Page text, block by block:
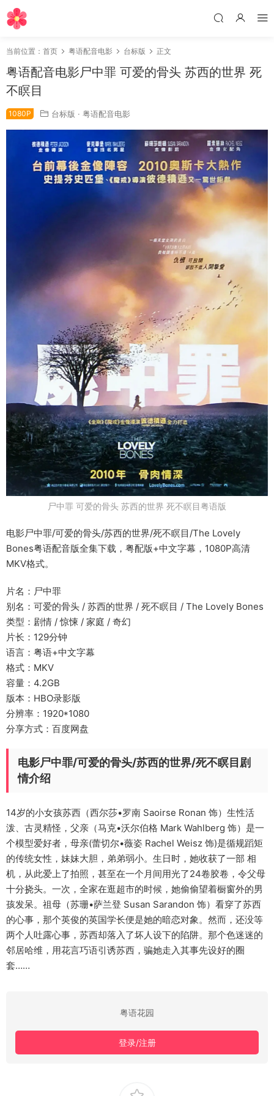
当前位置： 首页 粤语配音电影 台标版 正文
粤语配音电影尸中罪 可爱的骨头 苏西的世界 死
不瞑目
1080P 台标版 · 粤语配音电影
尸中罪 可爱的骨头 苏西的世界 死不瞑目粤语版
电影尸中罪/可爱的骨头/苏西的世界/死不瞑目/The Lovely
Bones粤语配音版全集下载，粤配版+中文字幕，1080P高清
MKV格式。
片名：尸中罪
别名：可爱的骨头 / 苏西的世界 / 死不瞑目 / The Lovely Bones
类型：剧情 / 惊悚 / 家庭 / 奇幻
片长：129分钟
语言：粤语+中文字幕
格式：MKV
容量：4.2GB
版本：HBO录影版
分辨率：1920*1080
分享方式：百度网盘
电影尸中罪/可爱的骨头/苏西的世界/死不瞑目剧
情介绍
14岁的小女孩苏西（西尔莎•罗南 Saoirse Ronan 饰）生性活
泼、古灵精怪，父亲（马克•沃尔伯格 Mark Wahlberg 饰）是一
个模型爱好者，母亲(蕾切尔•薇姿 Rachel Weisz 饰)是循规蹈矩
的传统女性，妹妹大胆，弟弟弱小。生日时，她收获了一部 相
机，从此爱上了拍照，甚至在一个月间用光了24卷胶卷，令父母
十分挠头。一次，全家在逛超市的时候，她偷偷望着橱窗外的男
孩发呆。祖母（苏珊•萨兰登 Susan Sarandon 饰）看穿了苏西
的心事，那个英俊的英国学长便是她的暗恋对象。然而，还没等
两个人吐露心事，苏西却落入了坏人设下的陷阱。那个色迷迷的
邻居哈维，用花言巧语引诱苏西，骗她走入其事先设好的圈
套……
粤语花园
登录/注册